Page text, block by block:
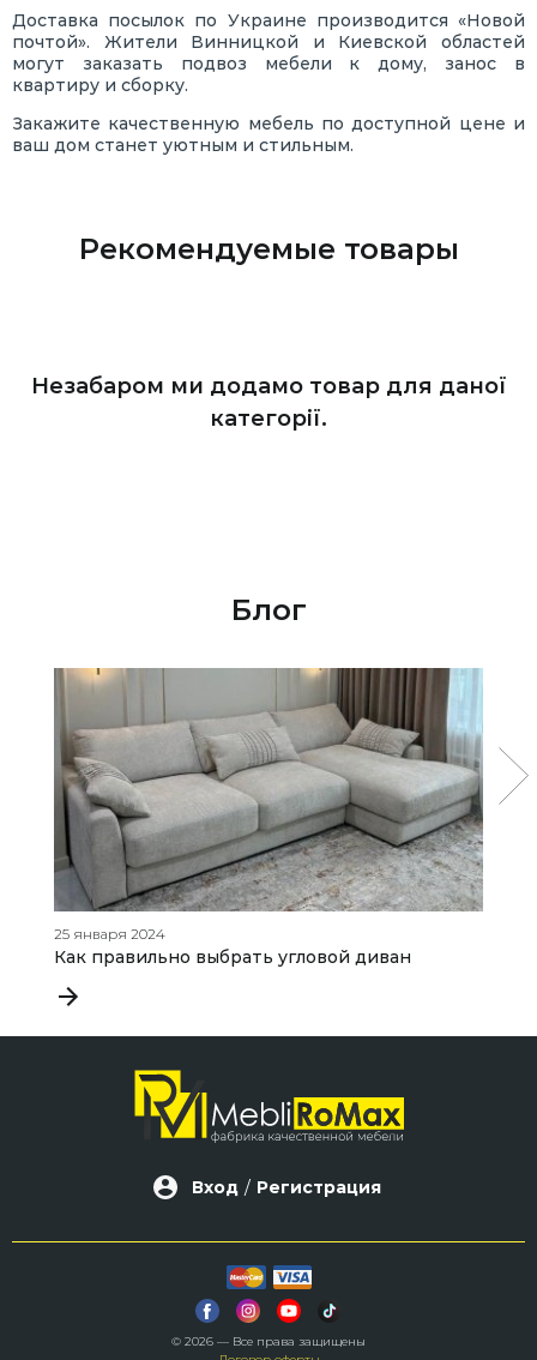
Доставка посылок по Украине производится «Новой
почтой». Жители Винницкой и Киевской областей
могут заказать подвоз мебели к дому, занос в
квартиру и сборку.
Закажите качественную мебель по доступной цене и
ваш дом станет уютным и стильным.
Рекомендуемые товары
Незабаром ми додамо товар для даної
категорії.
Блог
25 января 2024
Как правильно выбрать угловой диван
Вход / Регистрация
© 2026 — Все права защищены